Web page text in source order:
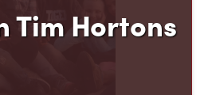
Tim Hortons